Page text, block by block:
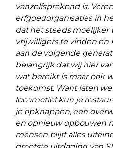
vanzelfsprekend is.
erfgoedorganisaties in
dat het steeds moelijker
vrijwilligers te vinden en
aan de volgende
belangrijk dat wij hier
wat bereikt is maar ook
toekomst. Want laten
locomotief kun je
je opknappen, een
en opnieuw opbouwen
mensen blijft alles
grootste uitdaging van